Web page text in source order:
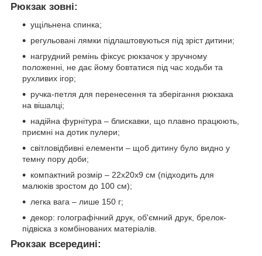
Рюкзак зовні:
ущільнена спинка;
регульовані лямки підлаштовуються під зріст дитини;
нагрудний ремінь фіксує рюкзачок у зручному
положенні, не дає йому бовтатися під час ходьби та
рухливих ігор;
ручка-петля для перенесення та зберігання рюкзака
на вішалці;
надійна фурнітура – блискавки, що плавно працюють,
приємні на дотик пулери;
світловідбивні елементи – щоб дитину було видно у
темну пору доби;
компактний розмір – 22x20x9 см (підходить для
малюків зростом до 100 см);
легка вага – лише 150 г;
декор: голографічний друк, об'ємний друк, брелок-
підвіска з комбінованих матеріалів.
Рюкзак всередині: